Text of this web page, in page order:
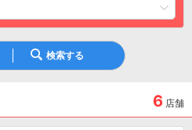
検索する
6 店舗